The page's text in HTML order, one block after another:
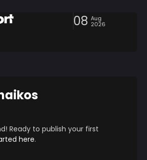
08 Aug
2026
Ready to publish your first
here.